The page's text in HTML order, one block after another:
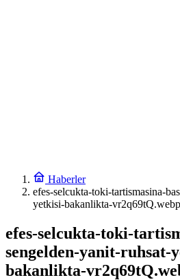
Haberler
efes-selcukta-toki-tartismasina-
yetkisi-bakanlikta-vr2q69tQ.webp
efes-selcukta-toki-
sengelden-yanit-ruhsat-
bakanlikta-